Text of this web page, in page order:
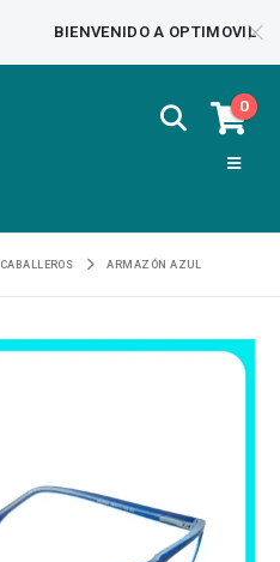
BIENVENIDO A OPTIMOVIL
0
CABALLEROS ARMAZÓN AZUL